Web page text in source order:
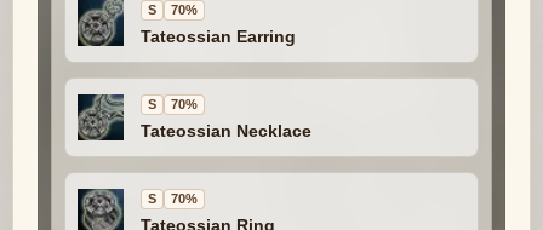
S 70%
Tateossian Earring
S 70%
Tateossian Necklace
S 70%
Tateossian Ring